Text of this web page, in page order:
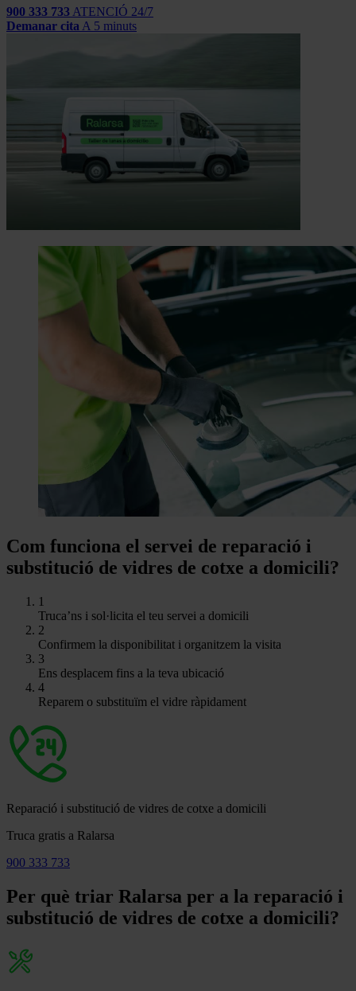
900 333 733 ATENCIÓ 24/7
Demanar cita A 5 minuts
Com funciona el servei de reparació i
substitució de vidres de cotxe a domicili?
1
Truca’ns i sol·licita el teu servei a domicili
2
Confirmem la disponibilitat i organitzem la visita
3
Ens desplacem fins a la teva ubicació
4
Reparem o substituïm el vidre ràpidament
Reparació i substitució de vidres de cotxe a domicili
Truca gratis a Ralarsa
900 333 733
Per què triar Ralarsa per a la reparació i
substitució de vidres de cotxe a domicili?